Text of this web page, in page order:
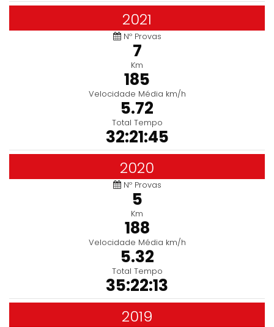
2021
Nº Provas
7
Km
185
Velocidade Média km/h
5.72
Total Tempo
32:21:45
2020
Nº Provas
5
Km
188
Velocidade Média km/h
5.32
Total Tempo
35:22:13
2019